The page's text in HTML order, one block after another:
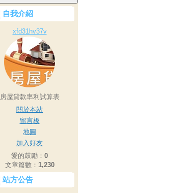
自我介紹
xfd31hv37v
房屋貸款率利試算表
關於本站
留言板
地圖
加入好友
愛的鼓勵： 0
文章篇數： 1,230
站方公告